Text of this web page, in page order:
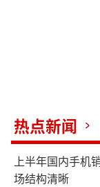
热点新闻
上半年国内手机
场结构清晰